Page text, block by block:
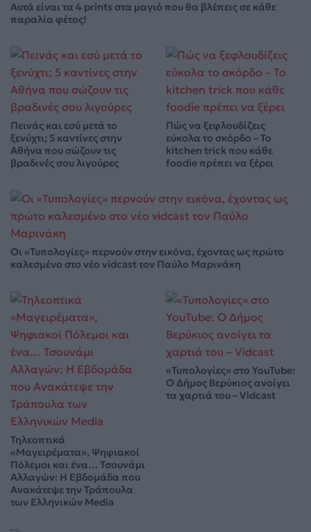
Αυτά είναι τα 4 prints στα μαγιό που θα βλέπεις σε κάθε
παραλία φέτος!
Πεινάς και εσύ μετά το
ξενύχτι; 5 καντίνες στην
Αθήνα που σώζουν τις
βραδινές σου λιγούρες
Πώς να ξεφλουδίζεις
εύκολα το σκόρδο – Το
kitchen trick που κάθε
foodie πρέπει να ξέρει
Οι «Τυπολογίες» περνούν στην εικόνα, έχοντας ως πρώτο
καλεσμένο στο νέο vidcast τον Παύλο Μαρινάκη
Τηλεοπτικά
«Μαγειρέματα», Ψηφιακοί
Πόλεμοι και ένα… Τσουνάμι
Αλλαγών: Η Εβδομάδα που
Ανακάτεψε την Τράπουλα
των Ελληνικών Media
«Τυπολογίες» στο YouTube:
Ο Δήμος Βερύκιος ανοίγει
τα χαρτιά του – Vidcast